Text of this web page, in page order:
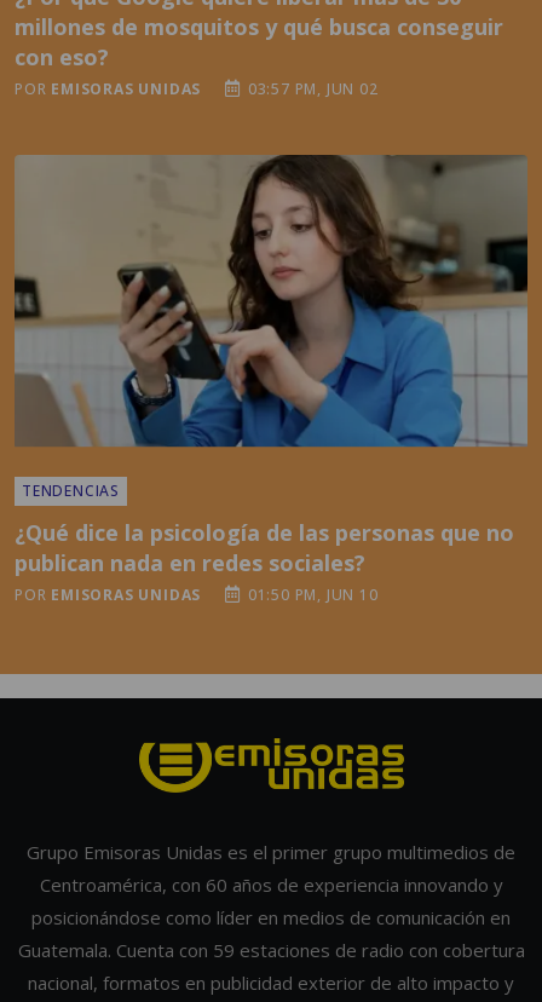
POREMISORAS UNIDAS 03:57 PM, JUN 02
TENDENCIAS
publican nada en redes sociales?
POR EMISORAS UNIDAS 01:50 PM, JUN 10
Grupo Emisoras Unidas es el primer grupo multimedios de
posicionándose como líder en medios de comunicación en
Guatemala. Cuenta con 59 estaciones de radio con cobertura
nacional, formatos en publicidad exterior de alto impacto y
una Unidad Digital que alcanza a millones de usuarios. Únase
y anúnciese con nosotros.